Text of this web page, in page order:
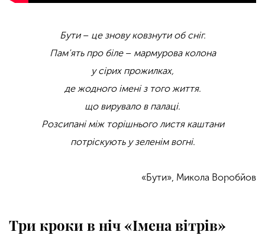
Бути –це знову ковзнути об сніг.
Пам’ять про біле –мармурова колона
у сірих прожилках,
де жодного імені з того життя.
що вирувало в палаці.
Розсипані між торішнього листя каштани
потріскують у зеленім вогні.
«Бути», Микола Воробйов
Три кроки в ніч «Імена вітрів»